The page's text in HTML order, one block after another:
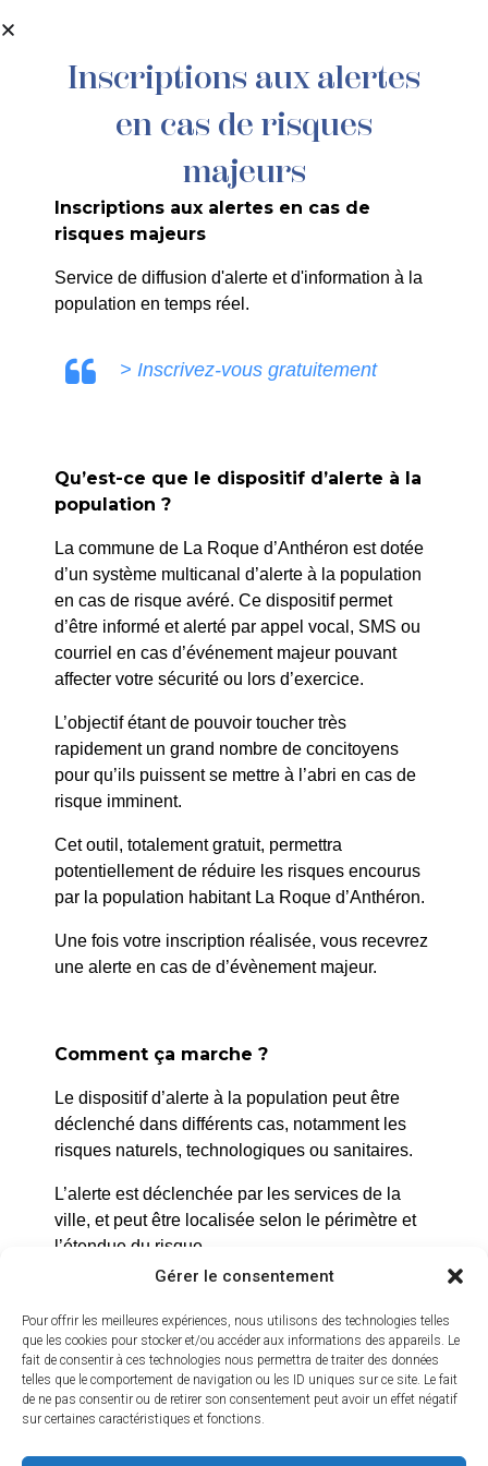
Gérer le consentement
Pour offrir les meilleures expériences, nous utilisons des technologies telles
que les cookies pour stocker et/ou accéder aux informations des appareils. Le
fait de consentir à ces technologies nous permettra de traiter des données
telles que le comportement de navigation ou les ID uniques sur ce site. Le fait
de ne pas consentir ou de retirer son consentement peut avoir un effet négatif
sur certaines caractéristiques et fonctions.
principal
83/26 – ARRETE MUNICIPAL PORTANT
DELEGATION EN MATIERE D’ETAT
CIVIL A UN AGENT
84/26 – Arrêté municipal portant délégation en
matière d’ETAT CIVIL A UN AGENT
86/26 – ARRETE PORTANT DELEGATION DE
SIGNATURE AU DIRECTEUR DU POLE
OPERATIONNEL
La Roque d’Anthéron
13640 La Roque d’Anthéron
04 42 95 70 70
Nous contacter
Horaires d'ouverture
Du lundi au jeudi :
de 8h30 à 11h30 et de 14h à 16h
Le vendredi :
Inscriptions aux alertes
en cas de risques
majeurs
Inscriptions aux alertes en cas de
risques majeurs
Service de diffusion d'alerte et d'information à la
population en temps réel.
> Inscrivez-vous gratuitement
Qu’est-ce que le dispositif d’alerte à la
population ?
La commune de La Roque d’Anthéron est dotée
d’un système multicanal d’alerte à la population
en cas de risque avéré. Ce dispositif permet
d’être informé et alerté par appel vocal, SMS ou
courriel en cas d’événement majeur pouvant
affecter votre sécurité ou lors d’exercice.
L’objectif étant de pouvoir toucher très
rapidement un grand nombre de concitoyens
pour qu’ils puissent se mettre à l’abri en cas de
risque imminent.
Cet outil, totalement gratuit, permettra
potentiellement de réduire les risques encourus
par la population habitant La Roque d’Anthéron.
Une fois votre inscription réalisée, vous recevrez
une alerte en cas de d’évènement majeur.
Comment ça marche ?
Le dispositif d’alerte à la population peut être
déclenché dans différents cas, notamment les
risques naturels, technologiques ou sanitaires.
L’alerte est déclenchée par les services de la
ville, et peut être localisée selon le périmètre et
l’étendue du risque.
bénéficier gratuitement de ce service d’alerte :
https://inscription.cedralis.com/